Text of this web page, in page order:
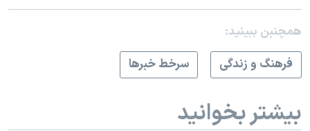
همچنبن ببینید:
فرهنگ و زندگی
سرخط خبرها
بیشتر بخوانید